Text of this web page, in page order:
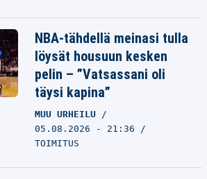
NBA-tähdellä meinasi tulla
löysät housuun kesken
pelin – ”Vatsassani oli
täysi kapina”
MUU URHEILU
05.08.2026 - 21:36
TOIMITUS